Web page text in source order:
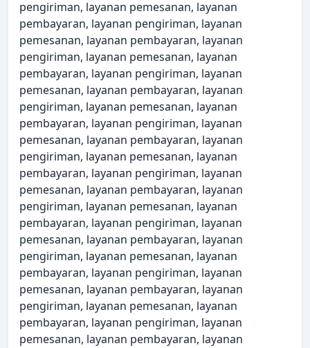
pengiriman, layanan pemesanan, layanan
pembayaran, layanan pengiriman, layanan
pemesanan, layanan pembayaran, layanan
pengiriman, layanan pemesanan, layanan
pembayaran, layanan pengiriman, layanan
pemesanan, layanan pembayaran, layanan
pengiriman, layanan pemesanan, layanan
pembayaran, layanan pengiriman, layanan
pemesanan, layanan pembayaran, layanan
pengiriman, layanan pemesanan, layanan
pembayaran, layanan pengiriman, layanan
pemesanan, layanan pembayaran, layanan
pengiriman, layanan pemesanan, layanan
pembayaran, layanan pengiriman, layanan
pemesanan, layanan pembayaran, layanan
pengiriman, layanan pemesanan, layanan
pembayaran, layanan pengiriman, layanan
pemesanan, layanan pembayaran, layanan
pengiriman, layanan pemesanan, layanan
pembayaran, layanan pengiriman, layanan
pemesanan, layanan pembayaran, layanan